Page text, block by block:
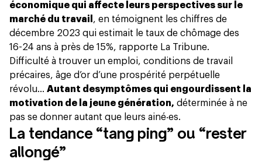
économique qui affecte leurs perspectives sur le
marché du travail , en témoignent les chiffres de
décembre 2023 qui estimait le taux de chômage des
16-24 ans à près de 15%, rapporte La Tribune.
Difficulté à trouver un emploi, conditions de travail
précaires, âge d’or d’une prospérité perpétuelle
révolu… Autant desymptômes qui engourdissent la
motivation de la jeune génération, déterminée à ne
pas se donner autant que leurs ainé‧es.
La tendance “tang ping” ou “rester
allongé”